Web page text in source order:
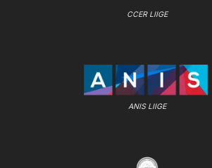
CCER LIIGE
ANIS LIIGE